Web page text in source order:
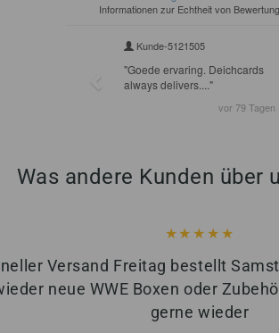
Was andere Kunden über
Versand Freitag bestellt
neue WWE Boxen oder
gerne wieder